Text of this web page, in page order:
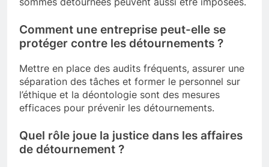
Comment une entreprise peut-elle se
protéger contre les détournements ?
Mettre en place des audits fréquents, assurer une
séparation des tâches et former le personnel sur
l’éthique et la déontologie sont des mesures
efficaces pour prévenir les détournements.
Quel rôle joue la justice dans les affaires
de détournement ?